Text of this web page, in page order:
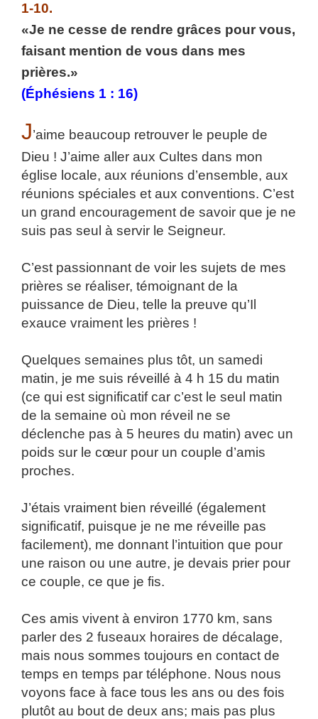
1-10.
«Je ne cesse de rendre grâces pour vous,
faisant mention de vous dans mes
prières.»
(Éphésiens 1 : 16)
J’aime beaucoup retrouver le peuple de
Dieu ! J’aime aller aux Cultes dans mon
église locale, aux réunions d’ensemble, aux
réunions spéciales et aux conventions. C’est
un grand encouragement de savoir que je ne
suis pas seul à servir le Seigneur.
C’est passionnant de voir les sujets de mes
prières se réaliser, témoignant de la
puissance de Dieu, telle la preuve qu’Il
exauce vraiment les prières !
Quelques semaines plus tôt, un samedi
matin, je me suis réveillé à 4 h 15 du matin
(ce qui est significatif car c’est le seul matin
de la semaine où mon réveil ne se
déclenche pas à 5 heures du matin) avec un
poids sur le cœur pour un couple d’amis
proches.
J’étais vraiment bien réveillé (également
significatif, puisque je ne me réveille pas
facilement), me donnant l’intuition que pour
une raison ou une autre, je devais prier pour
ce couple, ce que je fis.
Ces amis vivent à environ 1770 km, sans
parler des 2 fuseaux horaires de décalage,
mais nous sommes toujours en contact de
temps en temps par téléphone. Nous nous
voyons face à face tous les ans ou des fois
plutôt au bout de deux ans; mais pas plus